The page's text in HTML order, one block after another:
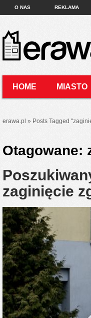
O NAS REKLAMA
HOME MIASTO
erawa.pl » Posts Tagged "
Otagowane:
zaginięcie